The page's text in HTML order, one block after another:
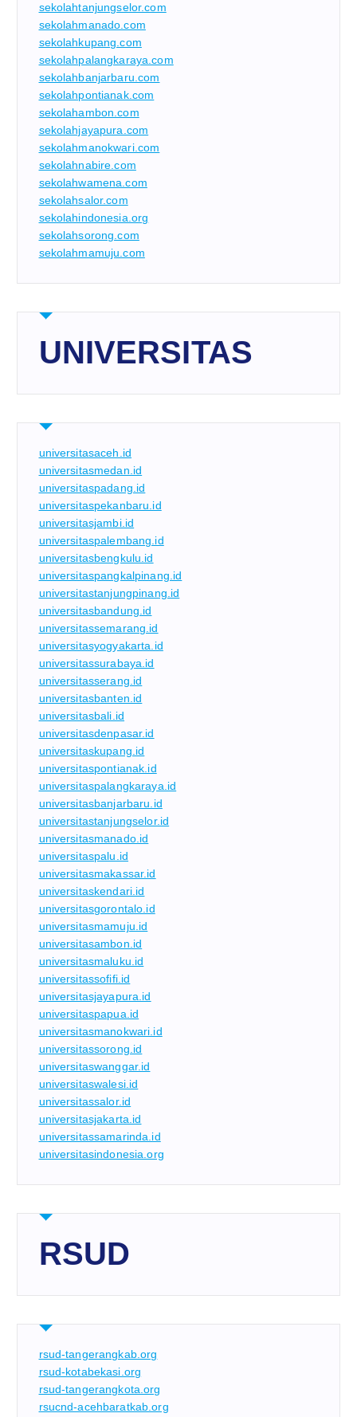
sekolahtanjungselor.com
sekolahmanado.com
sekolahkupang.com
sekolahpalangkaraya.com
sekolahbanjarbaru.com
sekolahpontianak.com
sekolahambon.com
sekolahjayapura.com
sekolahmanokwari.com
sekolahnabire.com
sekolahwamena.com
sekolahsalor.com
sekolahindonesia.org
sekolahsorong.com
sekolahmamuju.com
UNIVERSITAS
universitasaceh.id
universitasmedan.id
universitaspadang.id
universitaspekanbaru.id
universitasjambi.id
universitaspalembang.id
universitasbengkulu.id
universitaspangkalpinang.id
universitastanjungpinang.id
universitasbandung.id
universitassemarang.id
universitasyogyakarta.id
universitassurabaya.id
universitasserang.id
universitasbanten.id
universitasbali.id
universitasdenpasar.id
universitaskupang.id
universitaspontianak.id
universitaspalangkaraya.id
universitasbanjarbaru.id
universitastanjungselor.id
universitasmanado.id
universitaspalu.id
universitasmakassar.id
universitaskendari.id
universitasgorontalo.id
universitasmamuju.id
universitasambon.id
universitasmaluku.id
universitassofifi.id
universitasjayapura.id
universitaspapua.id
universitasmanokwari.id
universitassorong.id
universitaswanggar.id
universitaswalesi.id
universitassalor.id
universitasjakarta.id
universitassamarinda.id
universitasindonesia.org
RSUD
rsud-tangerangkab.org
rsud-kotabekasi.org
rsud-tangerangkota.org
rsucnd-acehbaratkab.org